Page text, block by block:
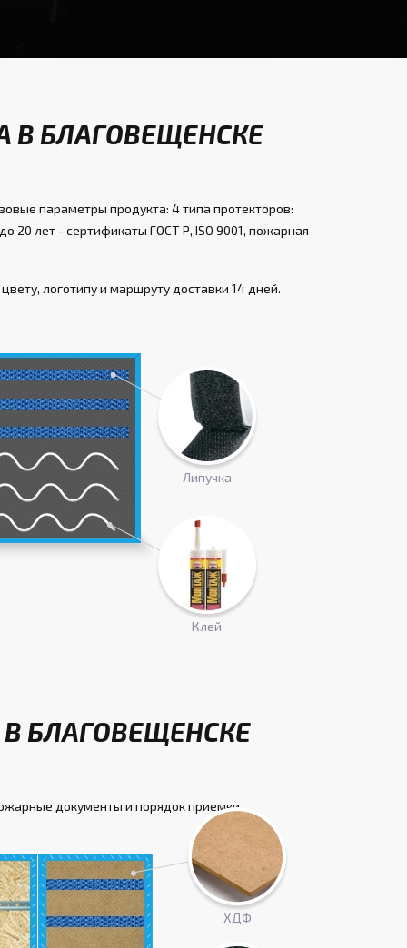
В БЛАГОВЕЩЕНСКЕ
параметры продукта: 4 типа протекторов:
20 лет - сертификаты ГОСТ Р, ISO 9001, пожарная
логотипу и маршруту доставки 14 дней.
Липучка
Клей
БЛАГОВЕЩЕНСКЕ
документы и порядок приемки.
ХДФ